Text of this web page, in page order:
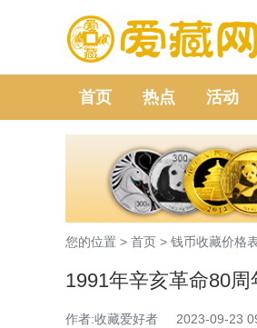
首页 热点 活动
您的位置 > 首页 > 钱币收藏价格
1991年辛亥革命80
作者:收藏爱好者 2023-09-23